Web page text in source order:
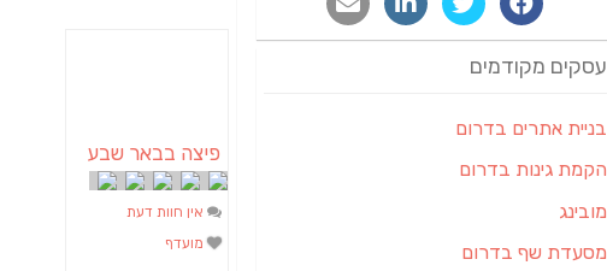
פיצה בבאר שבע
אין חוות דעת
מועדף
עסקים מקודמים
בניית אתרים בדרום
הקמת גינות בדרום
מובינג
מסעדת שף בדרום